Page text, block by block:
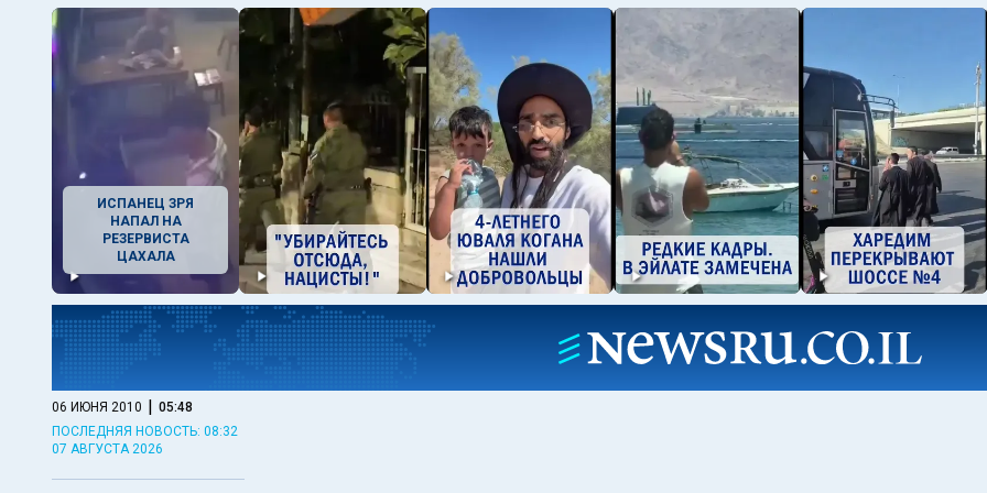
ИСПАНЕЦ ЗРЯ
НАПАЛ НА
РЕЗЕРВИСТА
ЦАХАЛА
06 ИЮНЯ 2010 | 05:48
ПОСЛЕДНЯЯ НОВОСТЬ: 08:32
07 АВГУСТА 2026